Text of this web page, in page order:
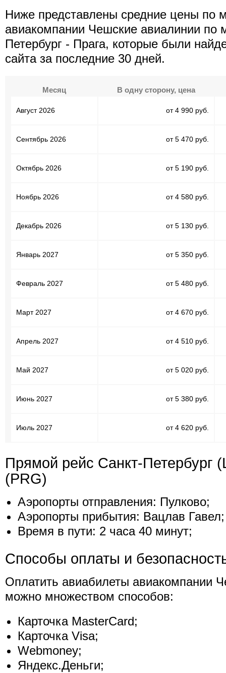
Ниже представлены средние цены по
авиакомпании Чешские авиалинии по
Петербург - Прага, которые были
сайта за последние 30 дней.
Месяц В одну сторону, цена
Август 2026 от 4 990 руб.
Сентябрь 2026 от 5 470 руб.
Октябрь 2026 от 5 190 руб.
Ноябрь 2026 от 4 580 руб.
Декабрь 2026 от 5 130 руб.
Январь 2027 от 5 350 руб.
Февраль 2027 от 5 480 руб.
Март 2027 от 4 670 руб.
Апрель 2027 от 4 510 руб.
Май 2027 от 5 020 руб.
Июнь 2027 от 5 380 руб.
Июль 2027 от 4 620 руб.
Прямой рейс Санкт-Петербург
(PRG)
Аэропорты отправления: Пулково;
Аэропорты прибытия: Вацлав Гавел;
Время в пути: 2 часа 40 минут;
Способы оплаты и
Оплатить авиабилеты авиакомпании
можно множеством способов:
Карточка MasterCard;
Карточка Visa;
Webmoney;
Яндекс.Деньги;